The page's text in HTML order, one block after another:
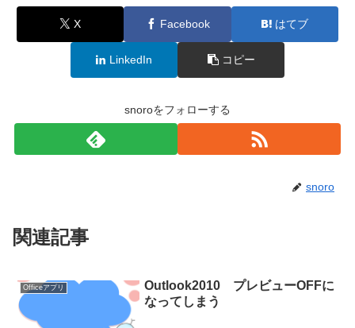
X Facebook はてブ
LinkedIn コピー
snoroをフォローする
snoro
関連記事
Officeアプリ
Outlook2010 プレビューOFFに
なってしまう